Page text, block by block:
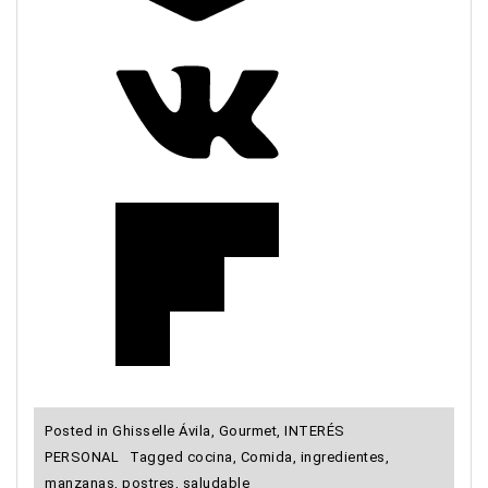
Posted in Ghisselle Ávila, Gourmet, INTERÉS
PERSONAL
Tagged cocina, Comida, ingredientes,
manzanas, postres, saludable